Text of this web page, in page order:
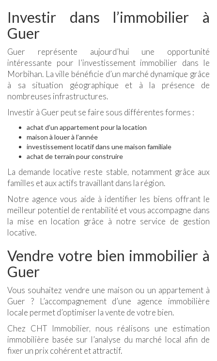
Investir dans l’immobilier à
Guer
Guer représente aujourd’hui une opportunité
intéressante pour l’investissement immobilier dans le
Morbihan. La ville bénéficie d’un marché dynamique grâce
à sa situation géographique et à la présence de
nombreuses infrastructures.
Investir à Guer peut se faire sous différentes formes :
achat d’un appartement pour la location
maison à louer à l’année
investissement locatif dans une maison familiale
achat de terrain pour construire
La demande locative reste stable, notamment grâce aux
familles et aux actifs travaillant dans la région.
Notre agence vous aide à identifier les biens offrant le
meilleur potentiel de rentabilité et vous accompagne dans
la mise en location grâce à notre service de gestion
locative.
Vendre votre bien immobilier à
Guer
Vous souhaitez vendre une maison ou un appartement à
Guer ? L’accompagnement d’une agence immobilière
locale permet d’optimiser la vente de votre bien.
Chez CHT Immobilier, nous réalisons une estimation
immobilière basée sur l’analyse du marché local afin de
fixer un prix cohérent et attractif.